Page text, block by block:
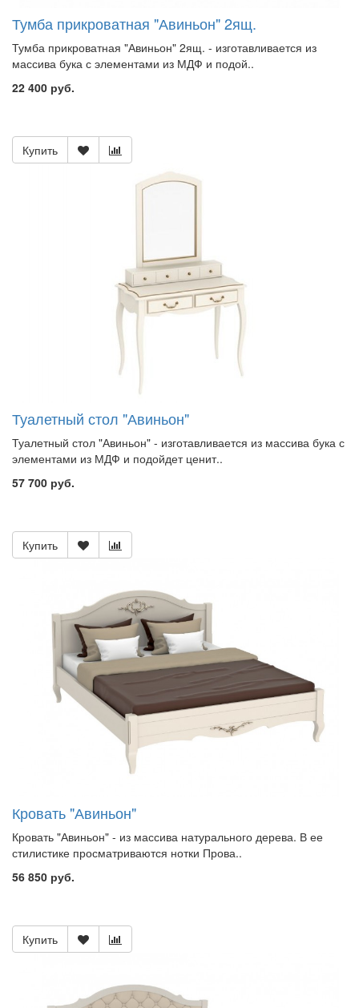
Тумба прикроватная "Авиньон" 2ящ.
Тумба прикроватная "Авиньон" 2ящ. - изготавливается из
массива бука с элементами из МДФ и подой..
22 400 руб.
Купить
Туалетный стол "Авиньон"
Туалетный стол "Авиньон" - изготавливается из массива бука с
элементами из МДФ и подойдет ценит..
57 700 руб.
Купить
Кровать "Авиньон"
Кровать "Авиньон" - из массива натурального дерева. В ее
стилистике просматриваются нотки Прова..
56 850 руб.
Купить